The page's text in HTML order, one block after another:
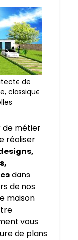
de
classique
de métier
réaliser
dans
de nos
maison
vous
de plans